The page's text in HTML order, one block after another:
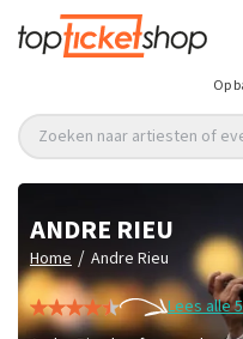
Op
Zoeken naar artiesten of
ANDRE RIEU
Home / Andre Rieu
Lees alle